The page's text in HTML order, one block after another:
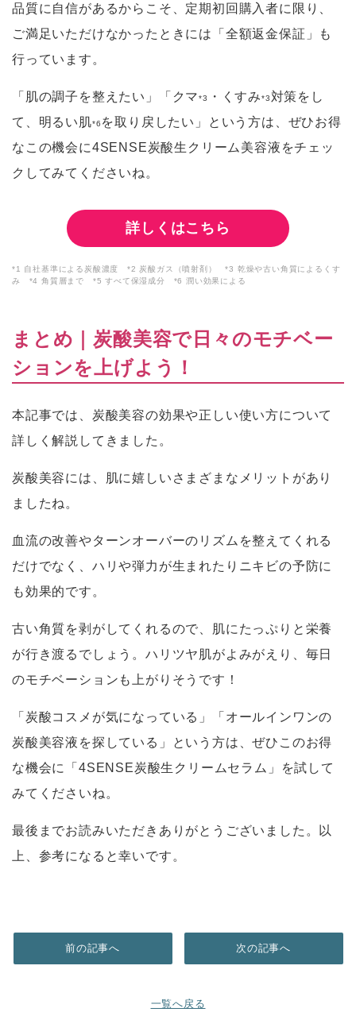
品質に自信があるからこそ、定期初回購入者に限り、
ご満足いただけなかったときには「全額返金保証」も
行っています。
「肌の調子を整えたい」「クマ*3 ・くすみ*3 対策をし
て、明るい肌*6 を取り戻したい」という方は、ぜひお得
なこの機会に4SENSE炭酸生クリーム美容液をチェッ
クしてみてくださいね。
詳しくはこちら
*1 自社基準による炭酸濃度 *2 炭酸ガス（噴射剤） *3 乾燥や古い角質によるくす
み *4 角質層まで *5 すべて保湿成分 *6 潤い効果による
まとめ｜炭酸美容で日々のモチベー
ションを上げよう！
本記事では、炭酸美容の効果や正しい使い方について
詳しく解説してきました。
炭酸美容には、肌に嬉しいさまざまなメリットがあり
ましたね。
血流の改善やターンオーバーのリズムを整えてくれる
だけでなく、ハリや弾力が生まれたりニキビの予防に
も効果的です。
古い角質を剥がしてくれるので、肌にたっぷりと栄養
が行き渡るでしょう。ハリツヤ肌がよみがえり、毎日
のモチベーションも上がりそうです！
「炭酸コスメが気になっている」「オールインワンの
炭酸美容液を探している」という方は、ぜひこのお得
な機会に「4SENSE炭酸生クリームセラム」を試して
みてくださいね。
最後までお読みいただきありがとうございました。以
上、参考になると幸いです。
前の記事へ
一覧へ戻る
次の記事へ